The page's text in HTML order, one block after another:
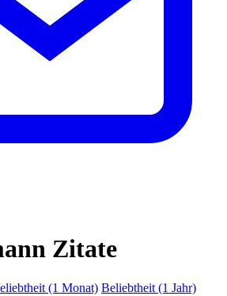
Zitate
(1 Monat) Beliebtheit (1 Jahr)